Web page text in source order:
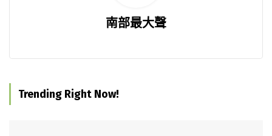
南部最大聲
Trending Right Now!